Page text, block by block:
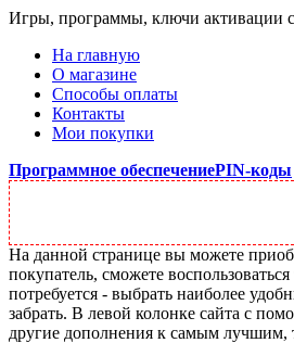
Игры, программы, ключи активации
На главную
О магазине
Способы оплаты
Контакты
Мои покупки
Программное обеспечениеPIN-коды
На данной странице вы можете
покупатель, сможете
потребуется - выбрать наиболее
забрать. В левой колонке сайта с
другие дополнения к самым